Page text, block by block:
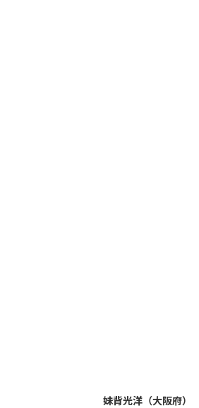
妹背光洋（大阪府）